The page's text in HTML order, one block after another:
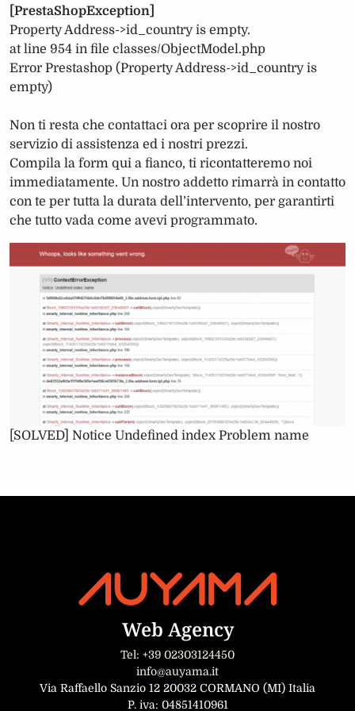
[PrestaShopException]
Property Address->id_country is empty.
at line 954 in file classes/ObjectModel.php
Error Prestashop (Property Address->id_country is
empty)
Non ti resta che contattaci ora per scoprire il nostro
servizio di assistenza ed i nostri prezzi.
Compila la form qui a fianco, ti ricontatteremo noi
immediatamente. Un nostro addetto rimarrà in contatto
con te per tutta la durata dell’intervento, per garantirti
che tutto vada come avevi programmato.
[SOLVED] Notice Undefined index Problem name
Web Agency
Tel: +39 02303124450
info@auyama.it
Via Raffaello Sanzio 12 20032 CORMANO (MI) Italia
P. iva: 04851410961